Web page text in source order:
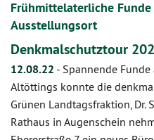
Frühmittelaterliche
Ausstellungsort
Denkmalschutztour
12.08.22 - Spannende
Altöttings konnte die
Grünen Landtagsfraktion, Dr.
Rathaus in Augenschein